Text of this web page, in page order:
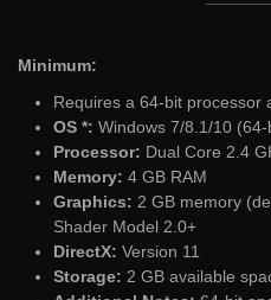
Minimum:
Requires a 64-bit processor
OS *: Windows 7/8.1/10
Processor: Dual Core 2.4
Memory: 4 GB RAM
Graphics: 2 GB memory
Shader Model 2.0+
DirectX: Version 11
Storage: 2 GB available